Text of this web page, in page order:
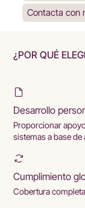
Contacta con
¿POR QUÉ
Desarrollo
Proporcionar
sistemas a base
Cumplimiento
Cobertura